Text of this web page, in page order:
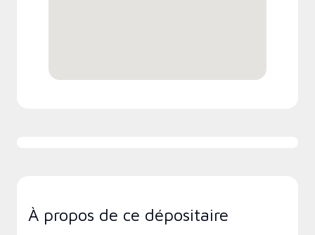
À propos de ce dépositaire